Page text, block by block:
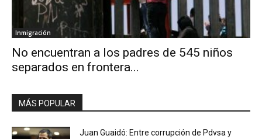
Inmigración
No encuentran a los padres de 545 niños
separados en frontera...
MÁS POPULAR
Juan Guaidó: Entre corrupción de Pdvsa y